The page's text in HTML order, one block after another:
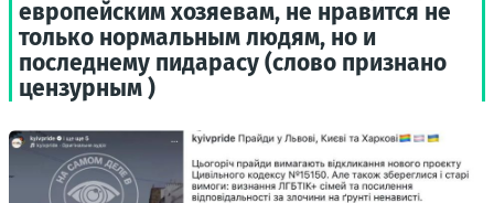
европейским хозяевам, не нравится не
только нормальным людям, но и
последнему пидарасу (слово признано
цензурным )